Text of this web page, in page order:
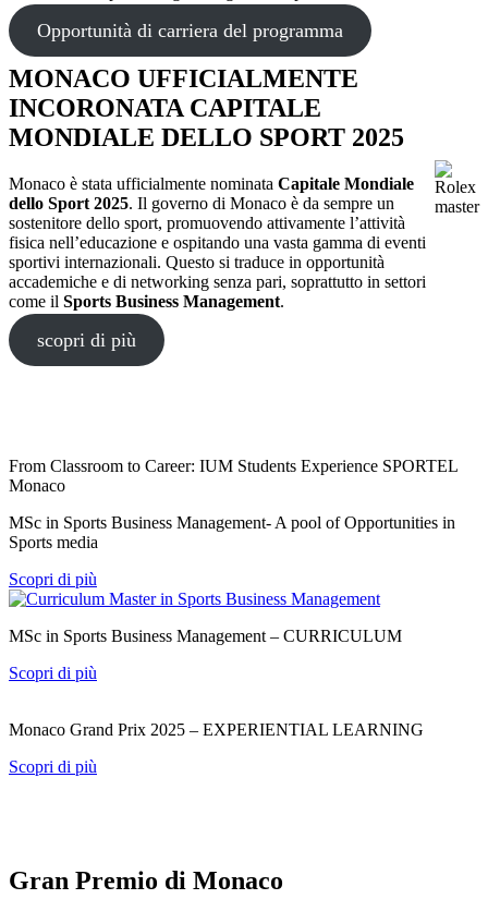
Opportunità di carriera del programma
MONACO UFFICIALMENTE
INCORONATA CAPITALE
MONDIALE DELLO SPORT 2025
Monaco è stata ufficialmente nominata Capitale Mondiale
dello Sport 2025. Il governo di Monaco è da sempre un
sostenitore dello sport, promuovendo attivamente l’attività
fisica nell’educazione e ospitando una vasta gamma di eventi
sportivi internazionali. Questo si traduce in opportunità
accademiche e di networking senza pari, soprattutto in settori
come il Sports Business Management.
scopri di più
From Classroom to Career: IUM Students Experience SPORTEL
Monaco
MSc in Sports Business Management- A pool of Opportunities in
Sports media
Scopri di più
MSc in Sports Business Management – CURRICULUM
Scopri di più
Monaco Grand Prix 2025 – EXPERIENTIAL LEARNING
Scopri di più
Gran Premio di Monaco